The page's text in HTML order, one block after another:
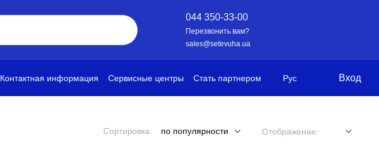
044 350-33-00
Перезвонить вам?
sales@setevuha.ua
Контактная информация Сервисные центры
Стать партнером
Рус Вход
Сортировка: по популярности Отображение: